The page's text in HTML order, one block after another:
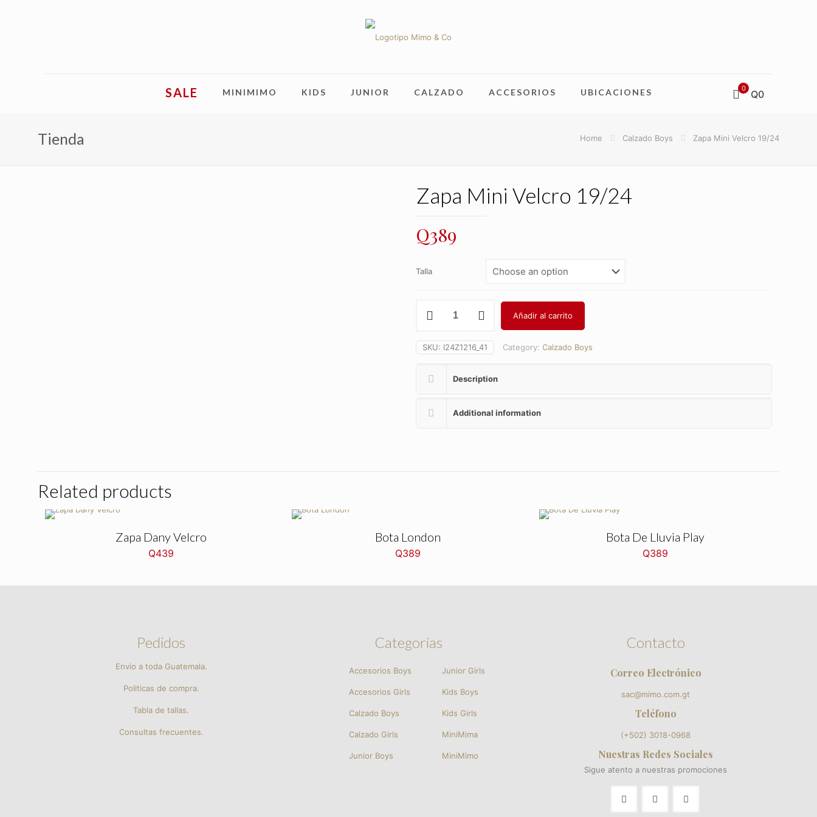
SALE MINIMIMO KIDS JUNIOR CALZADO ACCESORIOS UBICACIONES 0 Q0
Tienda Home Calzado Boys Zapa Mini Velcro 19/24
Zapa Mini Velcro 19/24
Q389
Talla
Mini
19/24
quantity
Añadir al carrito
SKU: I24Z1216_41 Category: Calzado Boys
Description
Additional information
Related products
Zapa Dany Velcro
Q439
Bota London
Q389
Bota De Lluvia Play
Q389
Pedidos
Envio a toda Guatemala.
Politicas de compra.
Tabla de tallas.
Consultas frecuentes.
Categorías
Accesorios Boys
Accesorios Girls
Calzado Boys
Calzado Girls
Junior Boys
Junior Girls
Kids Boys
Kids Girls
MiniMima
MiniMimo
Contacto
Correo Electrónico
sac@mimo.com.gt
Teléfono
(+502) 3018-0968
Nuestras Redes Sociales
Sigue atento a nuestras promociones